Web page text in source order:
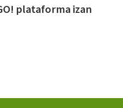
plataforma izan